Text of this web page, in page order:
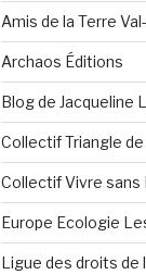
Amis de la Terre
Archaos Éditions
Blog de Jacqueline
Collectif Triangle
Collectif Vivre sans
Europe Ecologie
Ligue des droits de